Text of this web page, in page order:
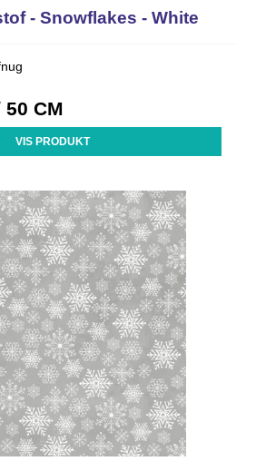
- Snowflakes - White
50 CM
VIS PRODUKT